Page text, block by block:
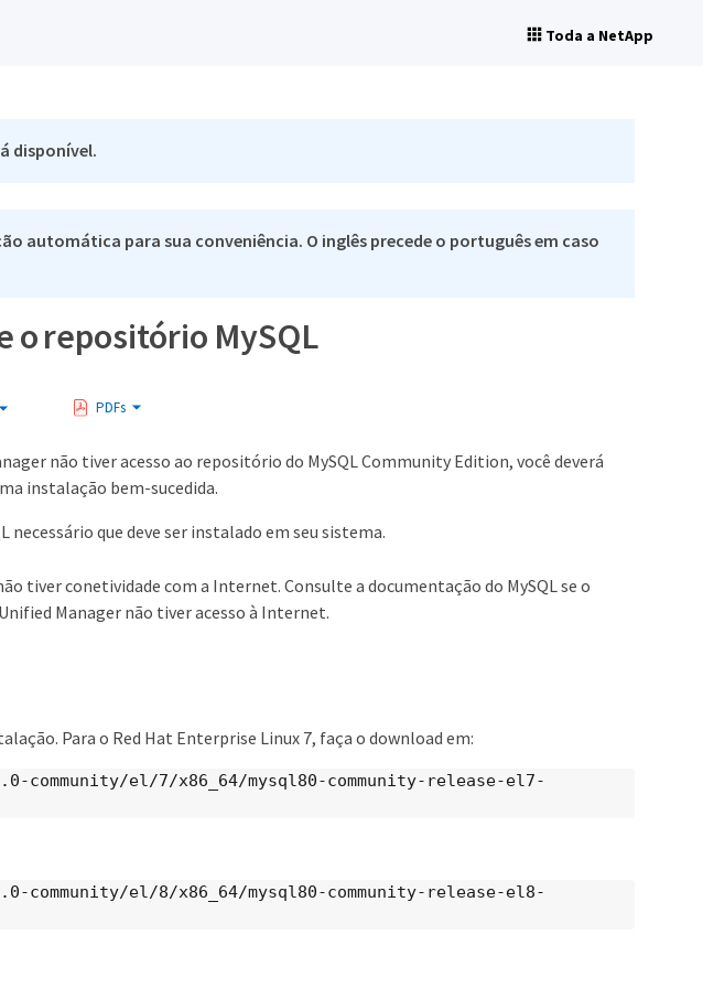
Toda a NetApp
disponível.
automática para sua conveniência. O inglês precede o português em caso
o repositório MySQL
PDFs
não tiver acesso ao repositório do MySQL Community Edition, você deverá
instalação bem-sucedida.
necessário que deve ser instalado em seu sistema.
tiver conetividade com a Internet. Consulte a documentação do MySQL se o
Manager não tiver acesso à Internet.
Para o Red Hat Enterprise Linux 7, faça o download em:
community/el/7/x86_64/mysql80-community-release-el7-
community/el/8/x86_64/mysql80-community-release-el8-